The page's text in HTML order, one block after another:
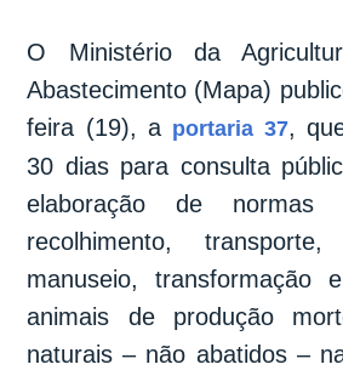
O Ministério da
Abastecimento (Mapa)
feira (19), a portaria 37,
30 dias para consulta
elaboração de normas
recolhimento, transporte,
manuseio, transformação
animais de produção
naturais – não abatidos –